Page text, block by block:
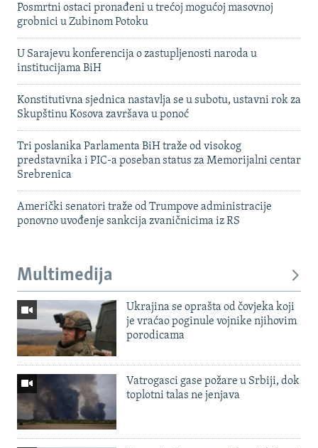
Posmrtni ostaci pronađeni u trećoj mogućoj masovnoj
grobnici u Zubinom Potoku
U Sarajevu konferencija o zastupljenosti naroda u
institucijama BiH
Konstitutivna sjednica nastavlja se u subotu, ustavni rok za
Skupštinu Kosova završava u ponoć
Tri poslanika Parlamenta BiH traže od visokog
predstavnika i PIC-a poseban status za Memorijalni centar
Srebrenica
Američki senatori traže od Trumpove administracije
ponovno uvođenje sankcija zvaničnicima iz RS
Multimedija
Ukrajina se oprašta od čovjeka koji
je vraćao poginule vojnike njihovim
porodicama
Vatrogasci gase požare u Srbiji, dok
toplotni talas ne jenjava